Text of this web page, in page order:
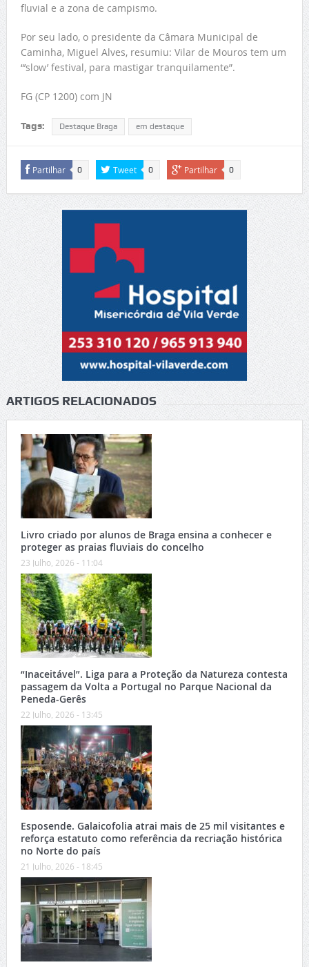
fluvial e a zona de campismo.
Por seu lado, o presidente da Câmara Municipal de
Caminha, Miguel Alves, resumiu: Vilar de Mouros tem um
“’slow’ festival, para mastigar tranquilamente”.
FG (CP 1200) com JN
Tags: Destaque Braga em destaque
Partilhar 0 Tweet 0 Partilhar 0
ARTIGOS RELACIONADOS
Livro criado por alunos de Braga ensina a conhecer e
proteger as praias fluviais do concelho
23 Julho, 2026 - 11:04
“Inaceitável”. Liga para a Proteção da Natureza contesta
passagem da Volta a Portugal no Parque Nacional da
Peneda-Gerês
22 Julho, 2026 - 13:45
Esposende. Galaicofolia atrai mais de 25 mil visitantes e
reforça estatuto como referência da recriação histórica
no Norte do país
21 Julho, 2026 - 18:45